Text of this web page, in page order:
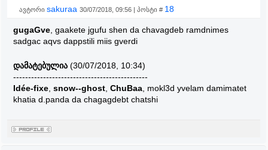
ავტორი sakuraa 30/07/2018, 09:56 | პოსტი # 18
gugaGve , gaakete jgufu shen da chavagdeb ramdnimes
sadgac aqvs dappstili miis gverdi
დამატებულია (30/07/2018, 10:34)
---------------------------------------------
Idée-fixe, snow--ghost, ChuBaa, mokl3d yvelam damimatet
khatia d.panda da chagagdebt chatshi